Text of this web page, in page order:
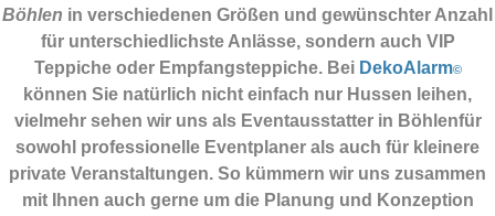
Böhlen in verschiedenen Größen und gewünschter Anzahl
für unterschiedlichste Anlässe, sondern auch VIP
Teppiche oder Empfangsteppiche. Bei DekoAlarm©
können Sie natürlich nicht einfach nur Hussen leihen,
vielmehr sehen wir uns als Eventausstatter in Böhlenfür
sowohl professionelle Eventplaner als auch für kleinere
private Veranstaltungen. So kümmern wir uns zusammen
mit Ihnen auch gerne um die Planung und Konzeption